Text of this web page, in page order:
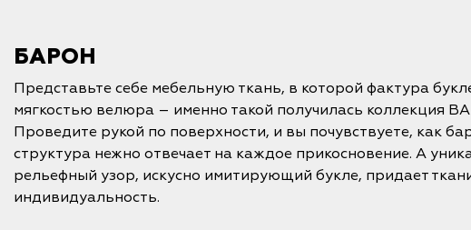
БАРОН
Представьте себе мебельную ткань, в которой фактура
мягкостью велюра – именно такой получилась коллекция
Проведите рукой по поверхности, и вы почувствуете, как
структура нежно отвечает на каждое прикосновение. А
рельефный узор, искусно имитирующий букле, придает
индивидуальность.